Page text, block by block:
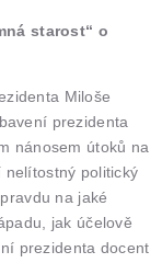
starost“ o
Miloše
prezidenta
nánosem útoků na
politický
na jaké
jak účelově
prezidenta docent